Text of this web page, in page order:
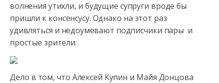
волнения утихли, и будущие супруги вроде бы
пришли к консенсусу. Однако на этот раз
удивляться и недоумевают подписчики пары и
простые зрители.
Дело в том, что Алексей Купин и Майя Донцова